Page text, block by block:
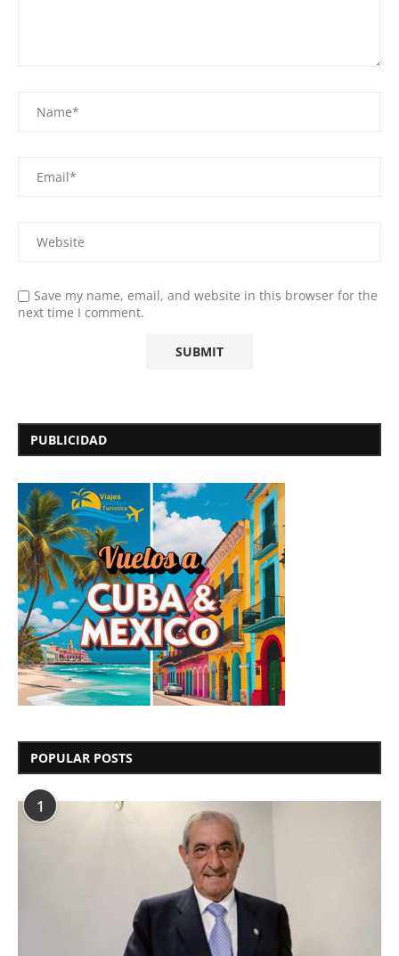
Save my name, email, and website in this browser for the
next time I comment.
PUBLICIDAD
POPULAR POSTS
1